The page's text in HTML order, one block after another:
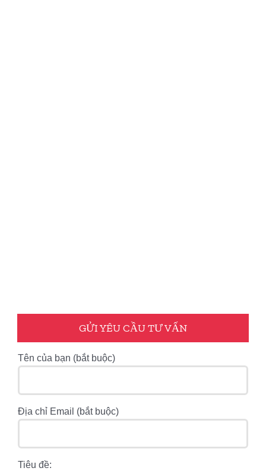
GỬI YÊU CẦU TƯ VẤN
Tên của bạn (bắt buộc)
Địa chỉ Email (bắt buộc)
Tiêu đề: